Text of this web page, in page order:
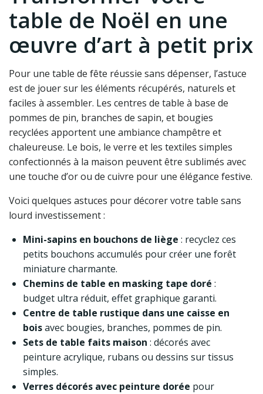
table de Noël en une
œuvre d’art à petit prix
Pour une table de fête réussie sans dépenser, l’astuce
est de jouer sur les éléments récupérés, naturels et
faciles à assembler. Les centres de table à base de
pommes de pin, branches de sapin, et bougies
recyclées apportent une ambiance champêtre et
chaleureuse. Le bois, le verre et les textiles simples
confectionnés à la maison peuvent être sublimés avec
une touche d’or ou de cuivre pour une élégance festive.
Voici quelques astuces pour décorer votre table sans
lourd investissement :
Mini-sapins en bouchons de liège : recyclez ces
petits bouchons accumulés pour créer une forêt
miniature charmante.
Chemins de table en masking tape doré :
budget ultra réduit, effet graphique garanti.
Centre de table rustique dans une caisse en
boisavec bougies, branches, pommes de pin.
Sets de table faits maison : décorés avec
peinture acrylique, rubans ou dessins sur tissus
simples.
Verres décorés avec peinture dorée pour